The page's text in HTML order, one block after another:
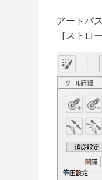
アートパ
［ストロ